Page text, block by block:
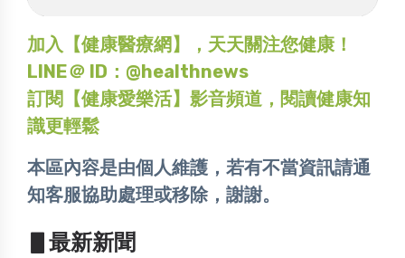
加入【健康醫療網】，天天關注您健康！
LINE＠ ID：@healthnews
訂閱【健康愛樂活】影音頻道，閱讀健康知
識更輕鬆
本區內容是由個人維護，若有不當資訊請通
知客服協助處理或移除，謝謝。
▋最新新聞